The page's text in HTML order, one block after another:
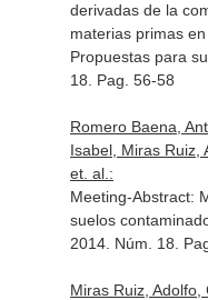
derivadas de la
materias primas
Propuestas para
18. Pag. 56-58
Romero Baena,
Isabel, Miras Ruiz,
et. al.:
Meeting-Abstract:
suelos
2014. Núm. 18.
Miras Ruiz,